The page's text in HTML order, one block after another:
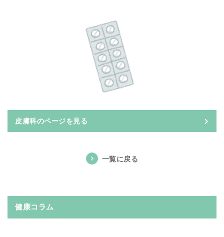
皮膚科のページを見る
一覧に戻る
健康コラム